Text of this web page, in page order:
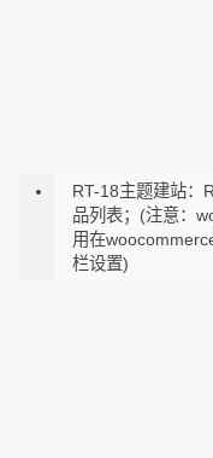
RT-18主题建站：
品列表；(注意：
用在
栏设置)